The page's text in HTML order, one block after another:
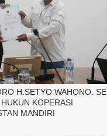
H.SETYO WAHONO. SE
KOPERASI
MANDIRI